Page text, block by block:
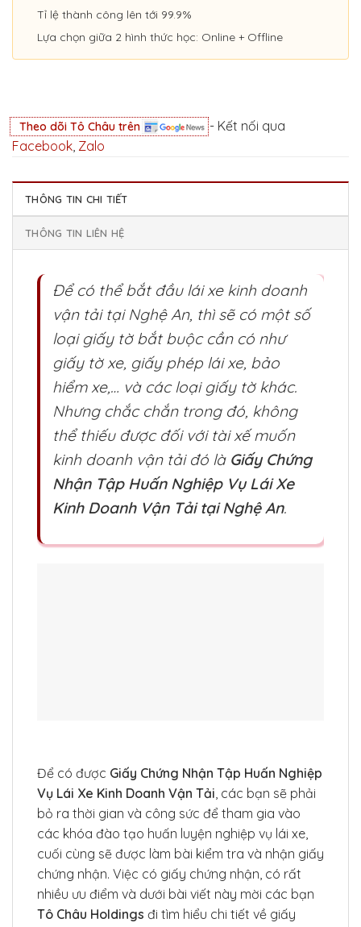
Tỉ lệ thành công lên tới 99.9%
Lựa chọn giữa 2 hình thức học: Online + Offline
Theo dõi Tô Châu trên
- Kết nối qua
Facebook Zalo
THÔNG TIN CHI TIẾT
THÔNG TIN LIÊN HỆ
Để có thể bắt đầu lái xe kinh doanh
vận tải tại Nghệ An, thì sẽ có một số
loại giấy tờ bắt buộc cần có như
giấy tờ xe, giấy phép lái xe, bảo
hiểm xe,… và các loại giấy tờ khác.
Nhưng chắc chắn trong đó, không
thể thiếu được đối với tài xế muốn
kinh doanh vận tải đó là Giấy Chứng
Nhận Tập Huấn Nghiệp Vụ Lái Xe
Kinh Doanh Vận Tải tại Nghệ An.
Để có được Giấy Chứng Nhận Tập Huấn Nghiệp
Vụ Lái Xe Kinh Doanh Vận Tải, các bạn sẽ phải
bỏ ra thời gian và công sức để tham gia vào
các khóa đào tạo huấn luyện nghiệp vụ lái xe,
cuối cùng sẽ được làm bài kiểm tra và nhận giấy
chứng nhận. Việc có giấy chứng nhận, có rất
nhiều ưu điểm và dưới bài viết này mời các bạn
Tô Châu Holdings đi tìm hiểu chi tiết về giấy